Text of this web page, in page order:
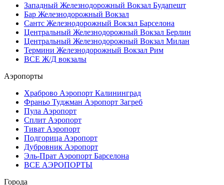
Западный Железнодорожный Вокзал Будапешт
Бар Железнодорожный Вокзал
Сантс Железнодорожный Вокзал Барселона
Центральный Железнодорожный Вокзал Берлин
Центральный Железнодорожный Вокзал Милан
Термини Железнодорожный Вокзал Рим
ВСЕ Ж/Д вокзалы
Аэропорты
Храброво Аэропорт Калининград
Франьо Туджман Аэропорт Загреб
Пула Аэропорт
Сплит Аэропорт
Тиват Аэропорт
Подгорица Аэропорт
Дубровник Аэропорт
Эль-Прат Аэропорт Барселона
ВСЕ АЭРОПОРТЫ
Города